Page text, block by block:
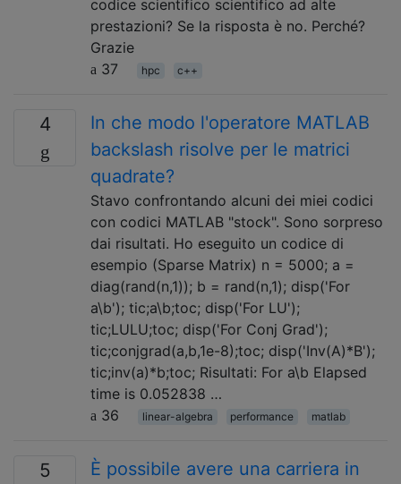
codice scientifico scientifico ad alte
prestazioni? Se la risposta è no. Perché?
Grazie
37
hpc c++
4
In che modo l'operatore MATLAB
backslash risolve per le matrici
quadrate?
Stavo confrontando alcuni dei miei codici
con codici MATLAB "stock". Sono sorpreso
dai risultati. Ho eseguito un codice di
esempio (Sparse Matrix) n = 5000; a =
diag(rand(n,1)); b = rand(n,1); disp('For
a\b'); tic;a\b;toc; disp('For LU');
tic;LULU;toc; disp('For Conj Grad');
tic;conjgrad(a,b,1e-8);toc; disp('Inv(A)*B');
tic;inv(a)*b;toc; Risultati: For a\b Elapsed
time is 0.052838 …
36
linear-algebra performance matlab
5
È possibile avere una carriera in